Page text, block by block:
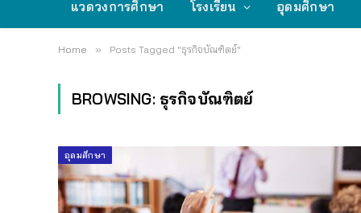
แวดวงการศึกษา โรงเรียน อุดมศึกษา
Home » Posts Tagged "ธุรกิจบัณฑิตย์"
BROWSING: ธุรกิจบัณฑิตย์
อุดมศึกษา